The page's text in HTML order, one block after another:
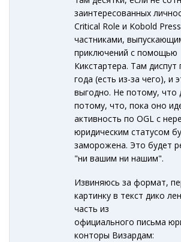
заинтересованных
Critical Role и Kobold
частниками,
приключений с помощью
Кикстартера. Там диспут
года (есть из-за чего), и
выгодно. Не потому, что
потому, что, пока оно
активность по OGL с
юридическим статусом
заморожена. Это будет
"ни вашим ни нашим".
Извиняюсь за формат,
картинку в текст дико
часть из
официального письма
конторы Визардам: